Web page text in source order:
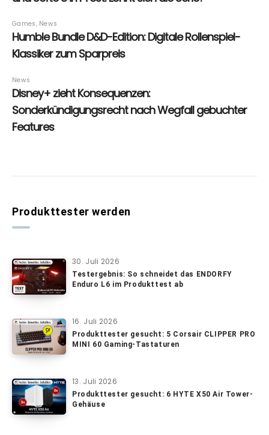
Produkttester werden
30. Juli 2026
Testergebnis: So schneidet das ENDORFY
Enduro L6 im Produkttest ab
16. Juli 2026
Produkttester gesucht: 5 Corsair CLIPPER PRO
MINI 60 Gaming-Tastaturen
13. Juli 2026
Produkttester gesucht: 6 HYTE X50 Air Tower-
Gehäuse